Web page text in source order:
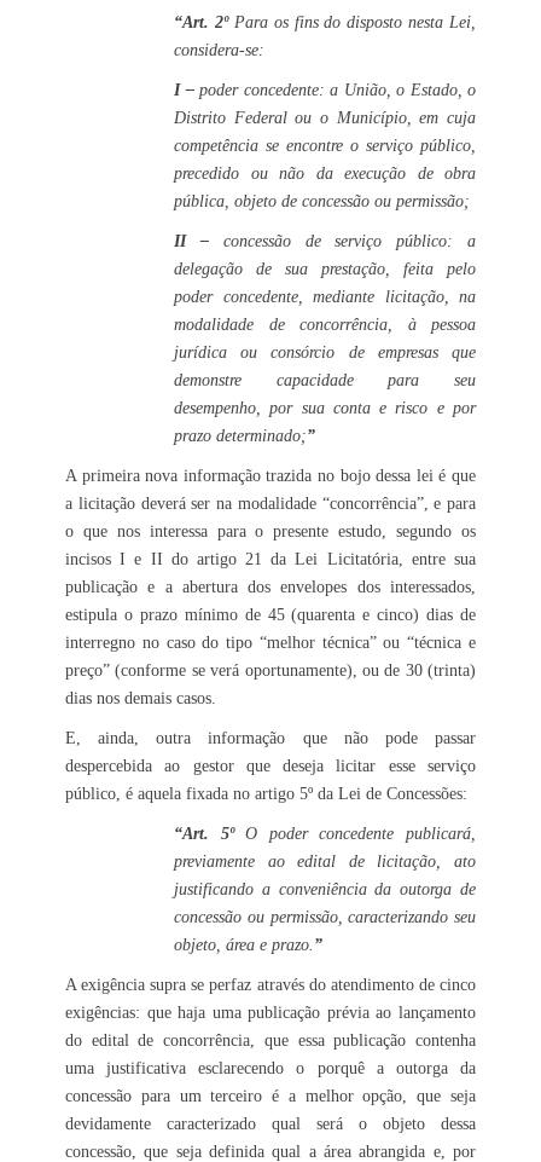
“Art. 2ºPara os fins do disposto nesta Lei,
considera-se:
I –poder concedente: a União, o Estado, o
Distrito Federal ou o Município, em cuja
competência se encontre o serviço público,
precedido ou não da execução de obra
pública, objeto de concessão ou permissão;
II –concessão de serviço público: a
delegação de sua prestação, feita pelo
poder concedente, mediante licitação, na
modalidade de concorrência, à pessoa
jurídica ou consórcio de empresas que
demonstre capacidade para seu
desempenho, por sua conta e risco e por
prazo determinado;”
A primeira nova informação trazida no bojo dessa lei é que
a licitação deverá ser na modalidade “concorrência”, e para
o que nos interessa para o presente estudo, segundo os
incisos I e II do artigo 21 da Lei Licitatória, entre sua
publicação e a abertura dos envelopes dos interessados,
estipula o prazo mínimo de 45 (quarenta e cinco) dias de
interregno no caso do tipo “melhor técnica” ou “técnica e
preço” (conforme se verá oportunamente), ou de 30 (trinta)
dias nos demais casos.
E, ainda, outra informação que não pode passar
despercebida ao gestor que deseja licitar esse serviço
público, é aquela fixada no artigo 5º da Lei de Concessões:
“Art. 5ºO poder concedente publicará,
previamente ao edital de licitação, ato
justificando a conveniência da outorga de
concessão ou permissão, caracterizando seu
objeto, área e prazo. ”
A exigência supra se perfaz através do atendimento de cinco
exigências: que haja uma publicação prévia ao lançamento
do edital de concorrência, que essa publicação contenha
uma justificativa esclarecendo o porquê a outorga da
concessão para um terceiro é a melhor opção, que seja
devidamente caracterizado qual será o objeto dessa
concessão, que seja definida qual a área abrangida e, por